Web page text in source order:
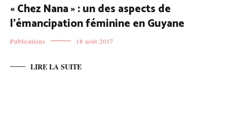
« Chez Nana » : un des aspects de
l’émancipation féminine en Guyane
Publications 18 août 2017
LIRE LA SUITE